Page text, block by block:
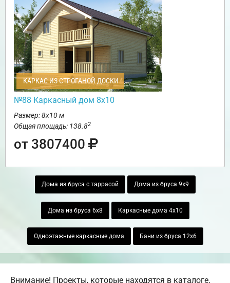
КАРКАС ИЗ СТРОГАНОЙ ДОСКИ
№88 Каркасный дом 8х10
Размер: 8х10 м
Общая площадь: 138.82
от 3807400
Дома из бруса с таррасой Дома из бруса 9х9
Дома из бруса 6х8 Каркасные дома 4х10
Одноэтажные каркасные дома Бани из бруса 12х6
Внимание! Проекты, которые находятся в каталоге,